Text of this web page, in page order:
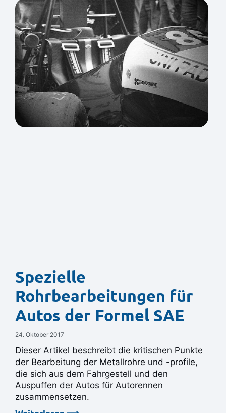
Spezielle
Rohrbearbeitungen für
Autos der Formel SAE
24. Oktober 2017
Dieser Artikel beschreibt die kritischen Punkte
der Bearbeitung der Metallrohre und -profile,
die sich aus dem Fahrgestell und den
Auspuffen der Autos für Autorennen
zusammensetzen.